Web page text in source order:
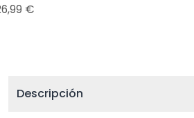
€
Descripción